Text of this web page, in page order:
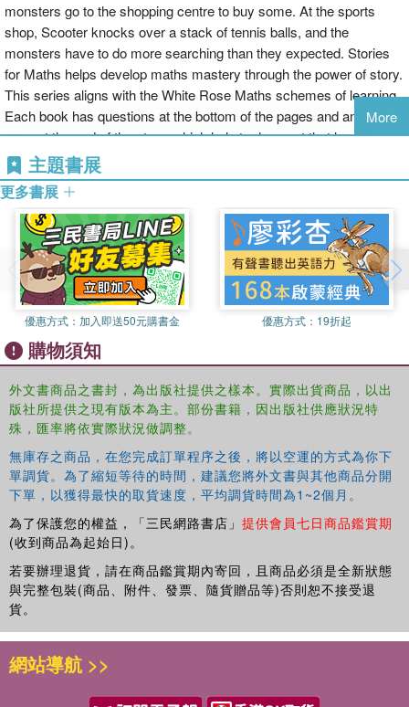
monsters go to the shopping centre to buy some. At the sports
shop, Scooter knocks over a stack of tennis balls, and the
monsters have to do more searching than they expected. Stories
for Maths helps develop maths mastery through the power of story.
This series aligns with the White Rose Maths schemes of learning.
Each book has questions at the bottom of the pages and an activity
page at the end of the story, which help to draw out that learning by
asking questions and encouraging talk about maths. Key maths
words and phrases are also highlighted in each book, further
helping to deepen understanding and grow children''s mathematical
skills. The books in Year 1/Primary 2 are designed for an adult to
read to a child, although there is some decodable text that children
may be able to read themselves. This book aligns with White Rose
Maths for Year 1, Place value (within 50), Step 3. Count by making
groups of tens.
More
主題書展
更多書展
優惠方式： 加入即送50元購書金 優惠方式： 19折起
購物須知
外文書商品之書封，為出版社提供之樣本。實際出貨商品，以出
版社所提供之現有版本為主。部份書籍，因出版社供應狀況特
殊，匯率將依實際狀況做調整。
無庫存之商品，在您完成訂單程序之後，將以空運的方式為你下
單調貨。為了縮短等待的時間，建議您將外文書與其他商品分開
下單，以獲得最快的取貨速度，平均調貨時間為1~2個月。
為了保護您的權益，「三民網路書店」 提供會員七日商品鑑賞期
(收到商品為起始日)。
若要辦理退貨，請在商品鑑賞期內寄回，且商品必須是全新狀態
與完整包裝(商品、附件、發票、隨貨贈品等)否則恕不接受退
貨。
網站導航 >>